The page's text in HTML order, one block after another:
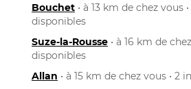
Bouchet • à 13 km de chez vous
disponibles
Suze-la-Rousse • à 16 km de
disponibles
Allan • à 15 km de chez vous •